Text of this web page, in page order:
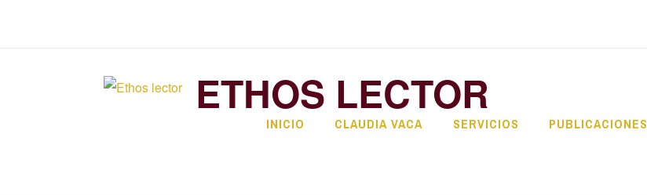
ETHOS LECTOR
INICIO CLAUDIA VACA SERVICIOS PUBLICACIONES